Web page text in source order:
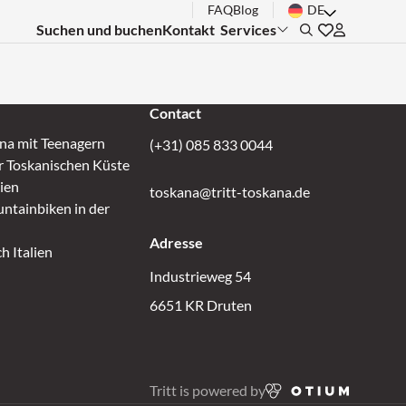
Suchen und buchenKontakt Submenu:
Services Search
Gehen Sie
Inloggen
FAQBlog DE
mit Teenagern
Küste
in der
Italien
Contact
(+31) 085 833 0044
toskana@tritt-toskana.de
Adresse
Industrieweg 54
6651 KR Druten
Tritt is powered by